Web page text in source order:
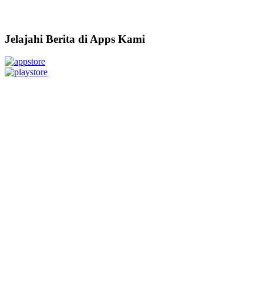
Jelajahi Berita di Apps Kami